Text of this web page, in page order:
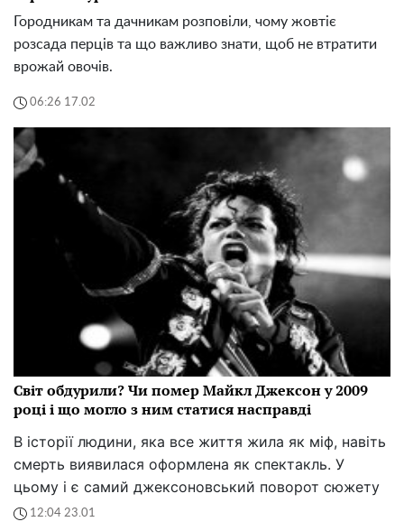
Городникам та дачникам розповіли, чому жовтіє
розсада перців та що важливо знати, щоб не втратити
врожай овочів.
06:26 17.02
Світ обдурили? Чи помер Майкл Джексон у 2009
році і що могло з ним статися насправді
В історії людини, яка все життя жила як міф, навіть
смерть виявилася оформлена як спектакль. У
цьому і є самий джексоновський поворот сюжету
12:04 23.01